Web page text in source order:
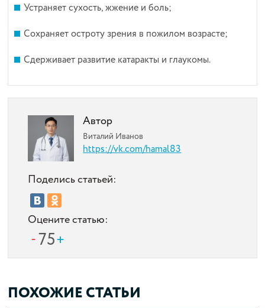
Устраняет сухость, жжение и боль;
Сохраняет остроту зрения в пожилом возрасте;
Сдерживает развитие катаракты и глаукомы.
Автор
Виталий Иванов
https://vk.com/hamal83
Поделись статьей:
Оцените статью:
75
ПОХОЖИЕ СТАТЬИ